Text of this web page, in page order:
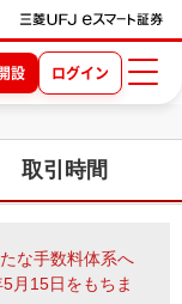
設 ログイン
取引時間
な手数料体系へ
月15日をもちま